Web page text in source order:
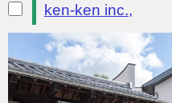
ken-ken inc.,